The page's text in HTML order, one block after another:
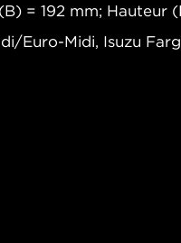
= 192 mm; Hauteur
Euro-Midi, Isuzu